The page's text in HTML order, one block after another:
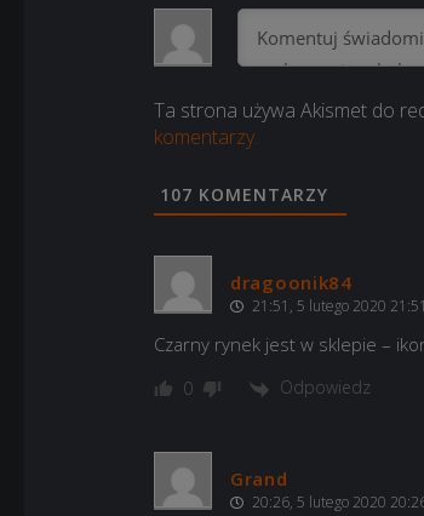
Ta strona używa Akismet do
komentarzy.
107 KOMENTARZY
dragoonik84
21:51, 5 lutego 2020 21:51
Czarny rynek jest w sklepie –
0 Odpowiedz
Grand
20:26, 5 lutego 2020